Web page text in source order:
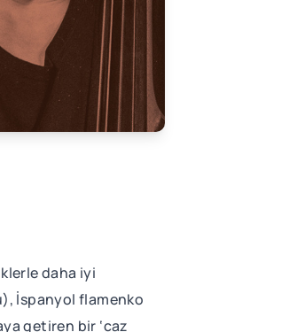
daha iyi
İspanyol flamenko
getiren bir ‘caz